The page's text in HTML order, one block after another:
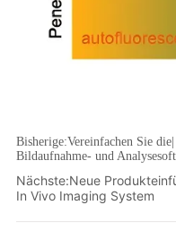
Bisherige:Vereinfachen Sie
Bildaufnahme- und
Nächste:Neue
In Vivo Imaging System